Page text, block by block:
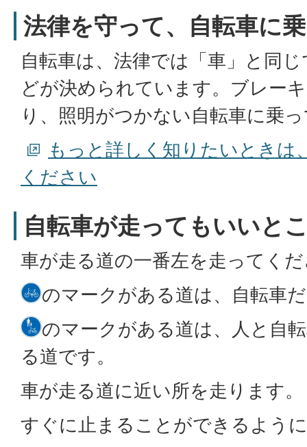
法律を守って、自転車に
自転車は、法律では「車」と同
どが決められています。ブレー
り、照明がつかない自転車に乗
もっと詳しく知りたいときは
ください
自転車が走ってもいいと
車が走る道の一番左を走ってく
のマークがある道は、自転車
のマークがある道は、人と自
る道です。
車が走る道に近い所を走ります。
すぐに止まることができるよう